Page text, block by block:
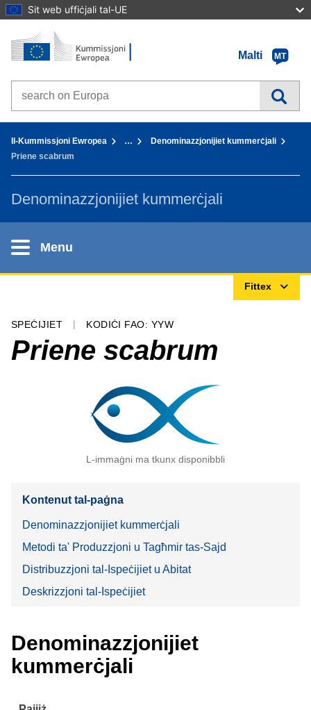
Sit web uffiċjali tal-UE
Mur fil-kontenut
Paġna Ewlenija - Il-Kummissjoni Ewropea
Malti
MT
Search on Europa websites
Il-Kummissjoni Ewropea …
Denominazzjonijiet kummerċjali
Priene scabrum
Denominazzjonijiet kummerċjali
Menu
Fittex
SPEĊIJIET KODIĊI FAO: YYW
Priene scabrum
L-immaġni ma tkunx disponibbli
Kontenut tal-paġna
Denominazzjonijiet kummerċjali
Metodi ta' Produzzjoni u Tagħmir tas-Sajd
Distribuzzjoni tal-Ispeċijiet u Abitat
Deskrizzjoni tal-Ispeċijiet
Denominazzjonijiet
kummerċjali